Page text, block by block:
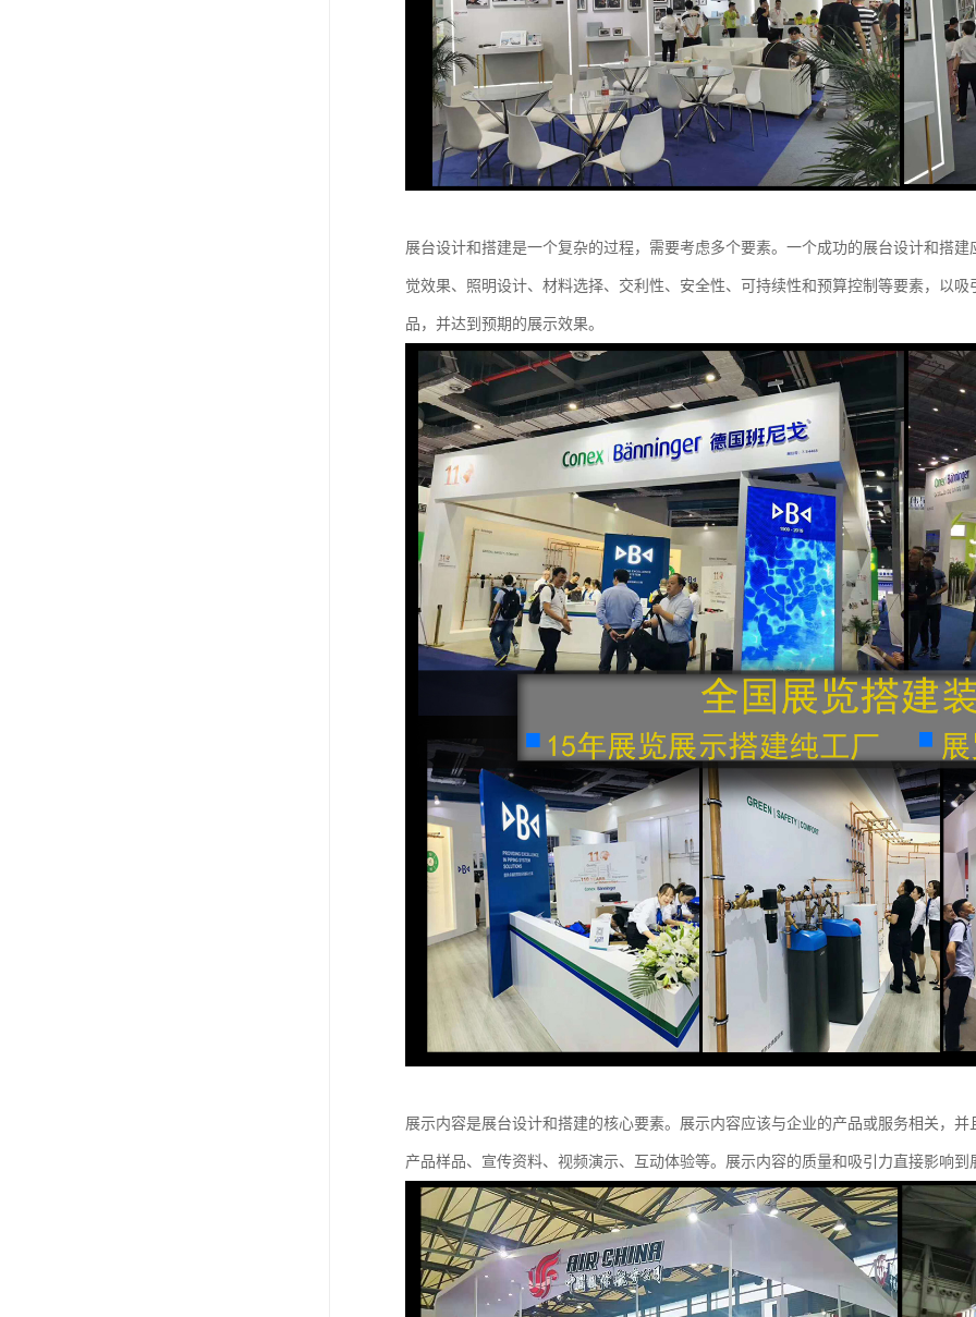
展台设计和搭建是一个复杂的过程，需要考虑多个要素。一个成功的展台设计和搭
觉效果、照明设计、材料选择、交利性、安全性、可持续性和预算控制等要素，以
品，并达到预期的展示效果。
展示内容是展台设计和搭建的核心要素。展示内容应该与企业的产品或服务相关，
产品样品、宣传资料、视频演示、互动体验等。展示内容的质量和吸引力直接影响到